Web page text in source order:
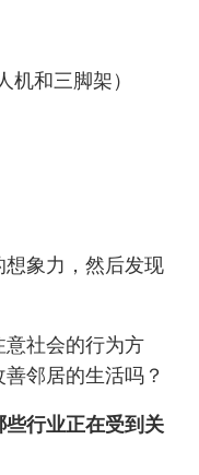
和三脚架）
象力，然后发现
社会的行为方
邻居的生活吗？
行业正在受到关